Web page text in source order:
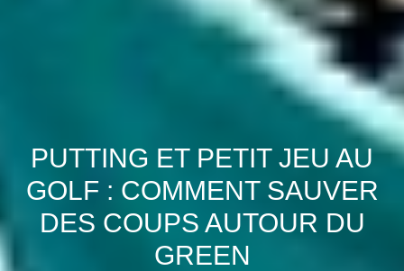
PUTTING ET PETIT JEU AU
GOLF : COMMENT SAUVER
DES COUPS AUTOUR DU
GREEN